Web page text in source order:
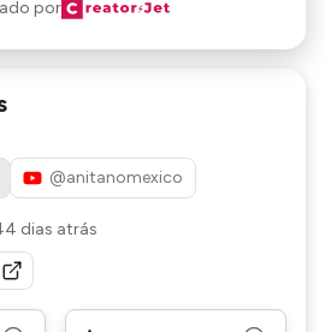
por
@anitanomexico
dias atrás